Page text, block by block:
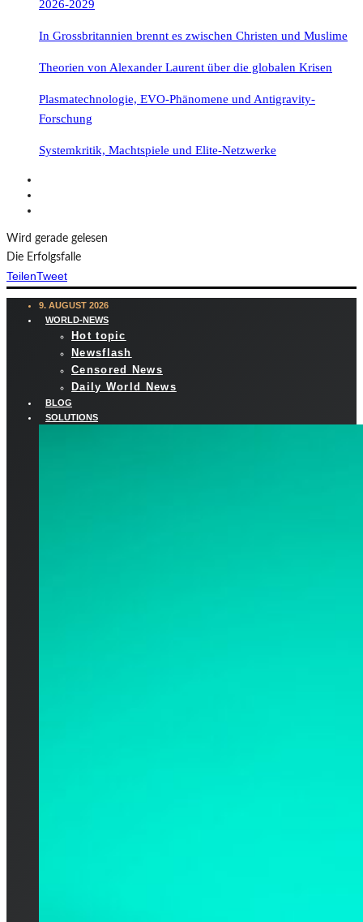
2026-2029
In Grossbritannien brennt es zwischen Christen und Muslime
Theorien von Alexander Laurent über die globalen Krisen
Plasmatechnologie, EVO-Phänomene und Antigravity-
Forschung
Systemkritik, Machtspiele und Elite-Netzwerke
Wird gerade gelesen
Die Erfolgsfalle
TeilenTweet
9. AUGUST 2026
WORLD-NEWS
Hot topic
Newsflash
Censored News
Daily World News
BLOG
SOLUTIONS